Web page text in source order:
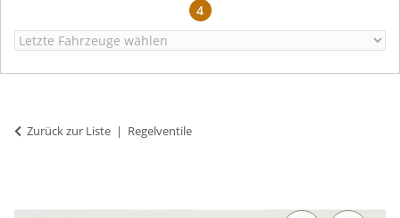
4
Zurück zur Liste Regelventile